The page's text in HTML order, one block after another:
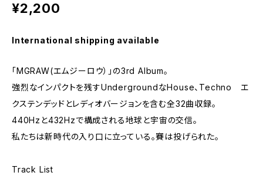
¥2,200
International shipping available
「MGRAW(エムジーロウ）」の3rd Album。
強烈なインパクトを残すUndergroundなHouse、Techno エ
クステンデッドとレディオバージョンを含む全32曲収録。
440Hzと432Hzで構成される地球と宇宙の交信。
私たちは新時代の入り口に立っている。賽は投げられた。
Track List